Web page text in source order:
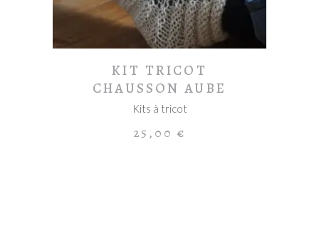
variations.
Les
options
KIT TRICOT
CHAUSSON AUBE
Kits à tricot
25,00€